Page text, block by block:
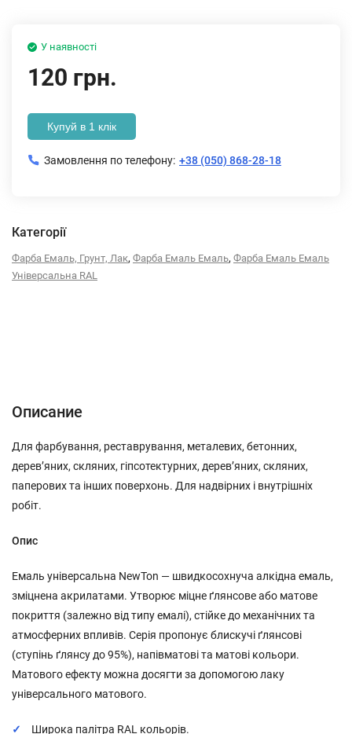
У наявності
120 грн.
Купуй в 1 клік
Замовлення по телефону: +38 (050) 868-28-18
Категорії
Фарба Емаль, Грунт, Лак, Фарба Емаль Емаль, Фарба Емаль Емаль
Універсальна RAL
Описание
Для фарбування, реставрування, металевих, бетонних,
дерев’яних, скляних, гіпсотектурних, дерев’яних, скляних,
паперових та інших поверхонь. Для надвірних і внутрішніх
робіт.
Опис
Емаль універсальна NewTon — швидкосохнуча алкідна емаль,
зміцнена акрилатами. Утворює міцне ґлянсове або матове
покриття (залежно від типу емалі), стійке до механічних та
атмосферних впливів. Серія пропонує блискучі ґлянсові
(ступінь ґлянсу до 95%), напівматові та матові кольори.
Матового ефекту можна досягти за допомогою лаку
універсального матового.
Широка палітра RAL кольорів.